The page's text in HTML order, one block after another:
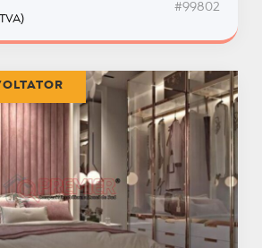
#99802